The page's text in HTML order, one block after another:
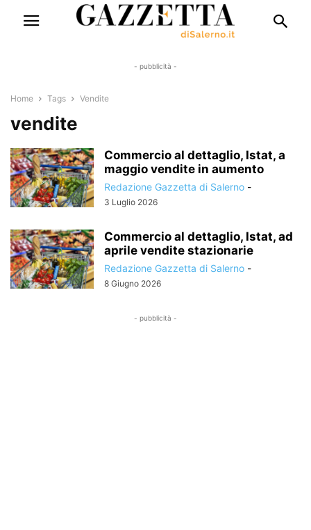
- pubblicità -
Home Tags Vendite
vendite
Commercio al dettaglio, Istat, a
maggio vendite in aumento
Redazione Gazzetta di Salerno -
3 Luglio 2026
Commercio al dettaglio, Istat, ad
aprile vendite stazionarie
Redazione Gazzetta di Salerno -
8 Giugno 2026
- pubblicità -